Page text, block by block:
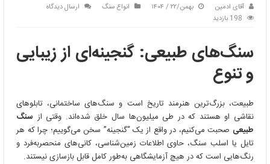
آقای ادمین بهمن/۲۲ / ۱۴۰۴ انواع سنگ
ارسال دیدگاه
198 بازدید
سنگ‌های طبیعی: گنجینه‌ای از زیبایی
و تنوع
طبیعت، بزرگ‌ترین هنرمند تاریخ است و سنگ‌های ساختمانی، تابلوهای
نقاشی او هستند که در طی میلیون‌ها سال خلق شده‌اند. وقتی از سنگ
طبیعی صحبت می‌کنیم، در واقع از یک “گنجینه” سخن می‌گوییم؛ چرا که هر
تایل یا اسلب سنگ، حاوی اطلاعات زمین‌شناسی، کانی‌های منحصربه‌فرد و
رنگ‌هایی است که در هیچ آزمایشگاهی به‌طور کامل قابل بازسازی نیستند.